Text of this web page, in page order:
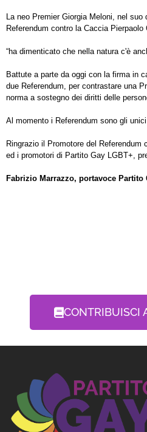
La neo Premier Giorgia Meloni, nel
Referendum contro la Caccia Pierpaolo
“ha dimenticato che nella natura c'è
Battute a parte da oggi con la firma in
due Referendum, per contrastare una
norma a sostegno dei diritti delle
Al momento i Referendum sono gli
Ringrazio il Promotore del Referendum
ed i promotori di Partito Gay LGBT+,
Fabrizio Marrazzo, portavoce
CONTRIBUISCI